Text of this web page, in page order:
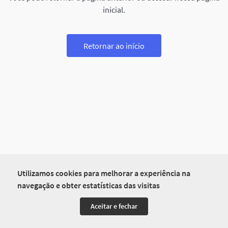
Utilizamos cookies para melhorar a experiência na
navegação e obter estatísticas das visitas
Aceitar e fechar
inicial.
Retornar ao início